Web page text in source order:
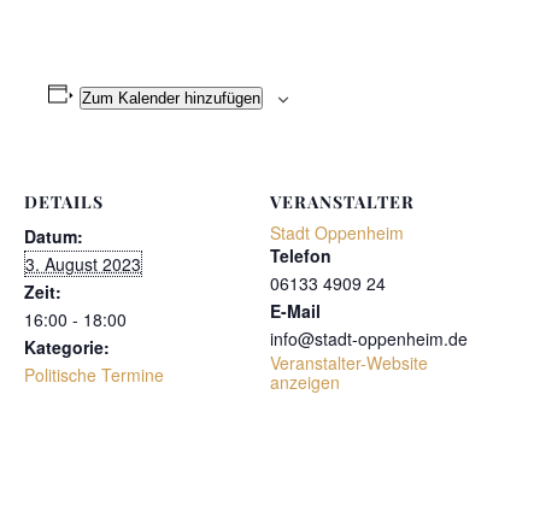
Zum Kalender hinzufügen
DETAILS
Datum:
3. August 2023
Zeit:
16:00 - 18:00
Kategorie:
Politische Termine
VERANSTALTER
Stadt Oppenheim
Telefon
06133 4909 24
E-Mail
info@stadt-oppenheim.de
Veranstalter-Website
anzeigen